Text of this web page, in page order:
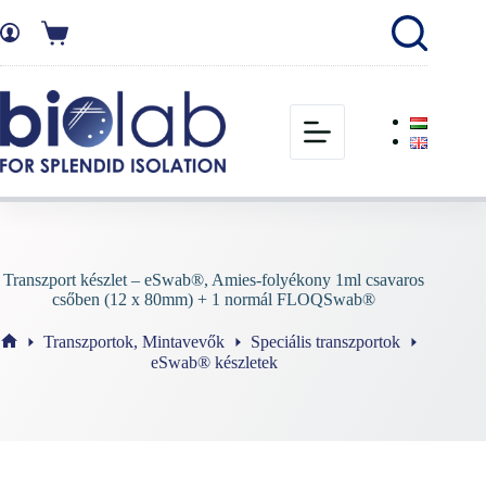
Transzport készlet – eSwab®, Amies-folyékony 1ml csavaros
csőben (12 x 80mm) + 1 normál FLOQSwab®
Transzportok, Mintavevők
Speciális transzportok
eSwab® készletek